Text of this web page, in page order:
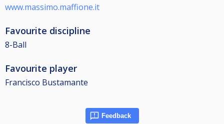
www.massimo.maffione.it
Favourite discipline
8-Ball
Favourite player
Francisco Bustamante
Feedback